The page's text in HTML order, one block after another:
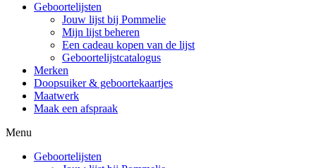
Geboortelijsten
Jouw lijst bij Pommelie
Mijn lijst beheren
Een cadeau kopen van de lijst
Geboortelijstcatalogus
Merken
Doopsuiker & geboortekaartjes
Maatwerk
Maak een afspraak
Menu
Geboortelijsten